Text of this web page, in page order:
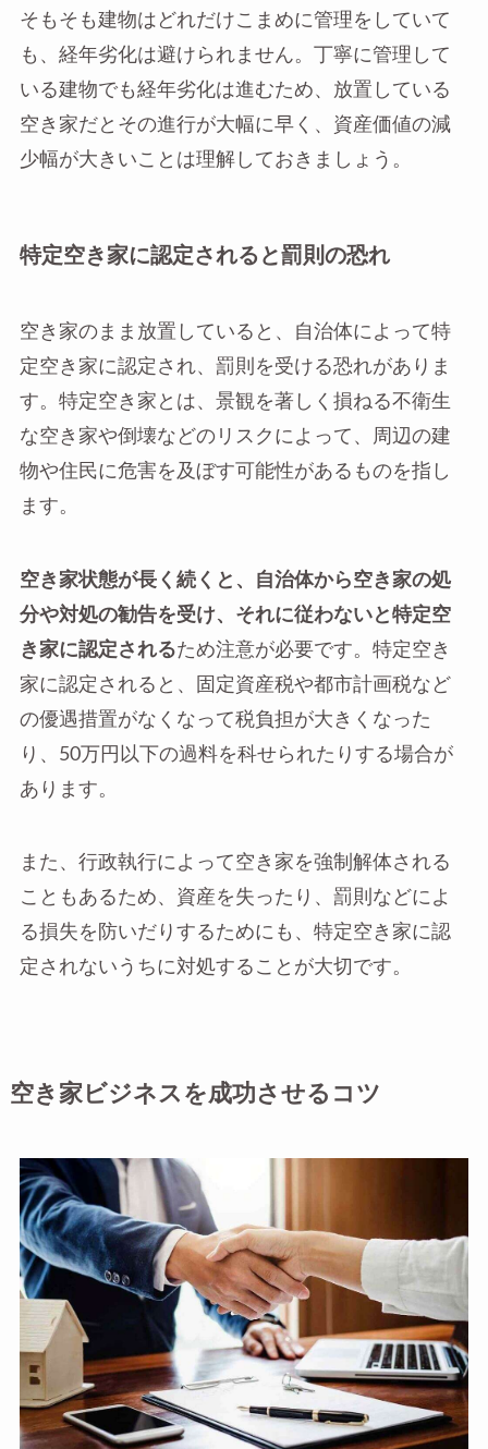
そもそも建物はどれだけこまめに管理をしていて
も、経年劣化は避けられません。丁寧に管理して
いる建物でも経年劣化は進むため、放置している
空き家だとその進行が大幅に早く、資産価値の減
少幅が大きいことは理解しておきましょう。
特定空き家に認定されると罰則の恐れ
空き家のまま放置していると、自治体によって特
定空き家に認定され、罰則を受ける恐れがありま
す。特定空き家とは、景観を著しく損ねる不衛生
な空き家や倒壊などのリスクによって、周辺の建
物や住民に危害を及ぼす可能性があるものを指し
ます。
空き家状態が長く続くと、自治体から空き家の処
分や対処の勧告を受け、それに従わないと特定空
き家に認定されるため注意が必要です。特定空き
家に認定されると、固定資産税や都市計画税など
の優遇措置がなくなって税負担が大きくなった
り、50万円以下の過料を科せられたりする場合が
あります。
また、行政執行によって空き家を強制解体される
こともあるため、資産を失ったり、罰則などによ
る損失を防いだりするためにも、特定空き家に認
定されないうちに対処することが大切です。
空き家ビジネスを成功させるコツ